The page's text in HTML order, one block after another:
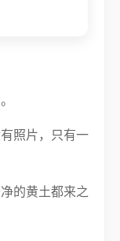
照片，只有一
的黄土都来之